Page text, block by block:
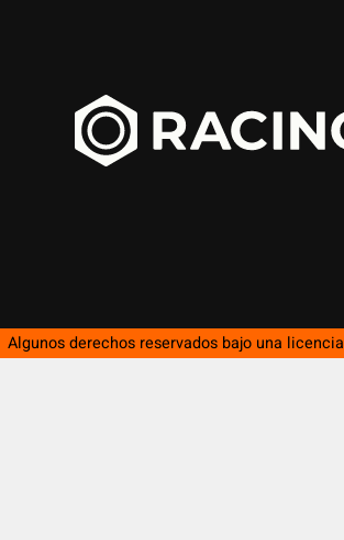
Algunos derechos reservados bajo una licencia